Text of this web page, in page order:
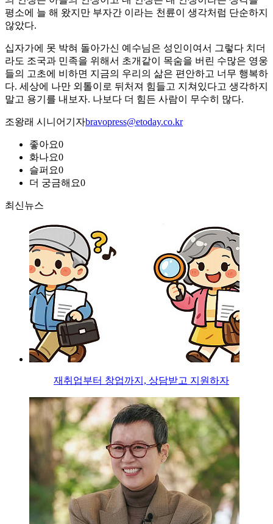
평소에 늘 해 왔지만 부자간 이라는 천륜이 생각처럼 단순하지
않았다.
십자가에 못 박혀 돌아가신 예수님은 성인이여서 그렇다 치더
라도 조국과 민족을 위해서 초개같이 목숨을 버린 수많은 영웅
들의 고초에 비하면 지금의 우리의 삶은 편안하고 너무 행복하
다. 세상에 나만 외톨이로 뒤처져 힘들고 지쳐있다고 생각하지
말고 용기를 내보자. 나보다 더 힘든 사람이 무수히 많다.
조왕래 시니어기자bravopress@etoday.co.kr
좋아요0
화나요0
슬퍼요0
더 궁금해요0
최신뉴스
재취업부터 창업까지, 상담받고 지원하자